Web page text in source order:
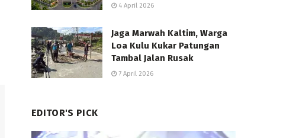
4 April 2026
Jaga Marwah Kaltim, Warga
Loa Kulu Kukar Patungan
Tambal Jalan Rusak
7 April 2026
EDITOR'S PICK